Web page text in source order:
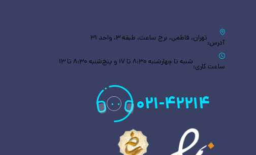
آدرس:تهران، فاطمی، برج ساعت، طبقه ۳، واحد ۳۱
ساعت کاری:شنبه تا چهارشنبه ۸:۳۰ تا ۱۷ و پنج‌شنبه ۸:۳۰ تا ۱۳
۰۲۱-۴۲۲۱۴